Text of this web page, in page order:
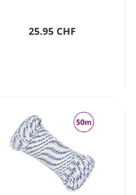
25.95 CHF